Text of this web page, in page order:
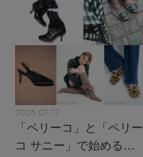
2026.07.17
「ペリーコ」と「ペリー
コ サニー」で始める秋